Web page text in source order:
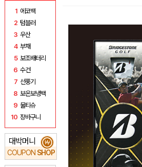
1 에코백
2 텀블러
3 우산
4 부채
5 보조배터리
6 수건
7 선풍기
8 보온보냉백
9 물티슈
10 장바구니
대박머니
COUPON SHOP
₩